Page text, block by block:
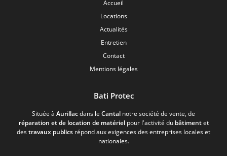
Accueil
Locations
Actualités
Entretien
Contact
Mentions légales
Bati Protec
Située à Aurillacdans le Cantal notre société de vente, de
réparation et de location de matérielpour l’activité du bâtimentet
destravaux publics répond aux exigences des entreprises locales et
nationales.